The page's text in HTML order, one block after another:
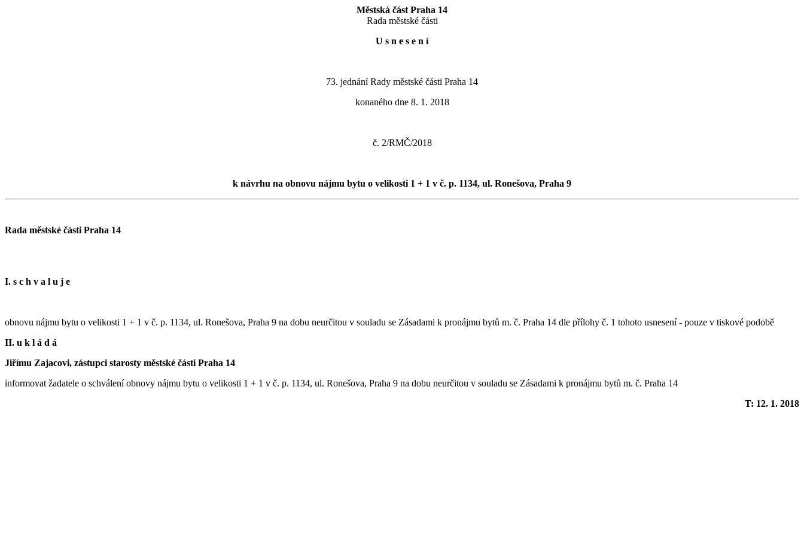
Městská část Praha 14
Rada městské části
U s n e s e n í
73. jednání Rady městské části Praha 14
konaného dne 8. 1. 2018
č. 2/RMČ/2018
k návrhu na obnovu nájmu bytu o velikosti 1 + 1 v č. p. 1134, ul. Ronešova, Praha 9
Rada městské části Praha 14
I. s c h v a l u j e
obnovu nájmu bytu o velikosti 1 + 1 v č. p. 1134, ul. Ronešova, Praha 9 na dobu neurčitou v souladu se Zásadami k pronájmu bytů m. č. Praha 14 dle přílohy č. 1 tohoto usnesení - pouze v tiskové podobě
II. u k l á d á
Jiřímu Zajacovi, zástupci starosty městské části Praha 14
informovat žadatele o schválení obnovy nájmu bytu o velikosti 1 + 1 v č. p. 1134, ul. Ronešova, Praha 9 na dobu neurčitou v souladu se Zásadami k pronájmu bytů m. č. Praha 14
T: 12. 1. 2018